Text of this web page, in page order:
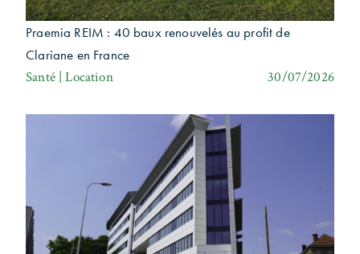
Praemia REIM : 40 baux renouvelés au profit de
Clariane en France
Santé | Location 30/07/2026